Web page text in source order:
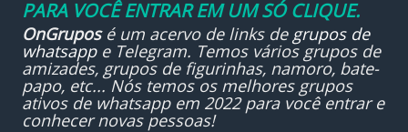
PARA VOCÊ ENTRAR EM UM SÓ CLIQUE.
OnGruposé um acervo de links de grupos de
whatsappe Telegram. Temos vários grupos de
amizades, grupos de figurinhas, namoro, bate-
papo, etc... Nós temos os melhores grupos
ativos de whatsapp em 2022 para você entrar e
conhecer novas pessoas!